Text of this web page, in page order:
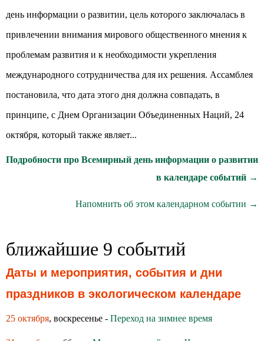
день информации о развитии, цель которого заключалась в
привлечении внимания мирового общественного мнения к
проблемам развития и к необходимости укрепления
международного сотрудничества для их решения. Ассамблея
постановила, что дата этого дня должна совпадать, в
принципе, с Днем Организации Объединенных Наций, 24
октября, который также являет...
Подробности про Всемирный день информации о развитии
в календаре событий →
Напомнить об этом календарном событии →
ближайшие 9 событий
Даты и мероприятия, события и дни
праздников в экологическом календаре
25 октября, воскресенье - Переход на зимнее время